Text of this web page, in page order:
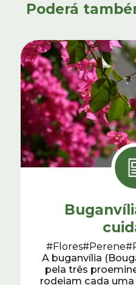
Poderá
#Flores#Perene
A buganvília
pela três
rodeiam cada